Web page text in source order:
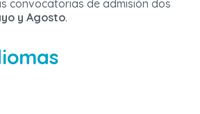
convocatorias de admisión dos
y Agosto.